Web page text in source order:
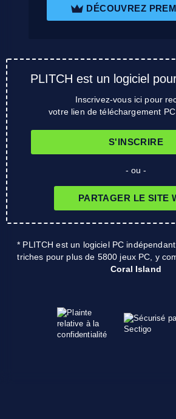
DÉCOUVREZ
PLITCH est un logiciel
Inscrivez-vous ici pour
votre lien de téléchargement
S'INSCRIRE
- ou -
PARTAGER LE SITE
* PLITCH est un logiciel PC
triches pour plus de 5800 jeux PC, y
Coral Island